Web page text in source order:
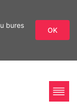
bures
OK